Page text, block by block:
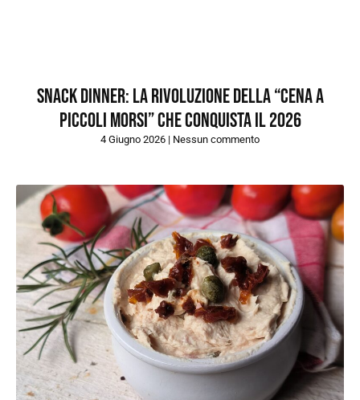
Snack dinner: la rivoluzione della “cena a
piccoli morsi” che conquista il 2026
4 Giugno 2026 Nessun commento